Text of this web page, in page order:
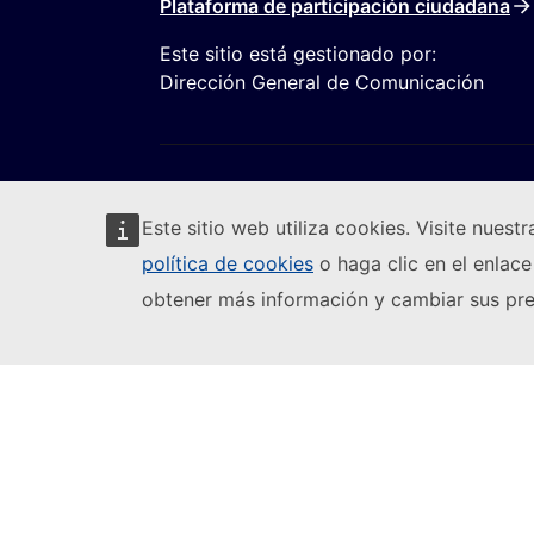
Este sitio web utiliza cookies. Visite
política de cookies o haga clic en el
obtener más información y cambiar sus
Plataforma de participación ciudadana
Este sitio está gestionado por:
Dirección General de Comunicación
Seguir a la Comisión Europea